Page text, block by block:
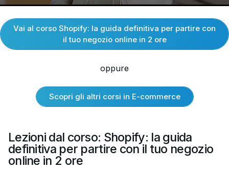
Vai al corso Shopify: la guida definitiva per partire con
il tuo negozio online in 2 ore
oppure
Scopri gli altri corsi in E-commerce
Lezioni dal corso: Shopify: la guida
definitiva per partire con il tuo negozio
online in 2 ore